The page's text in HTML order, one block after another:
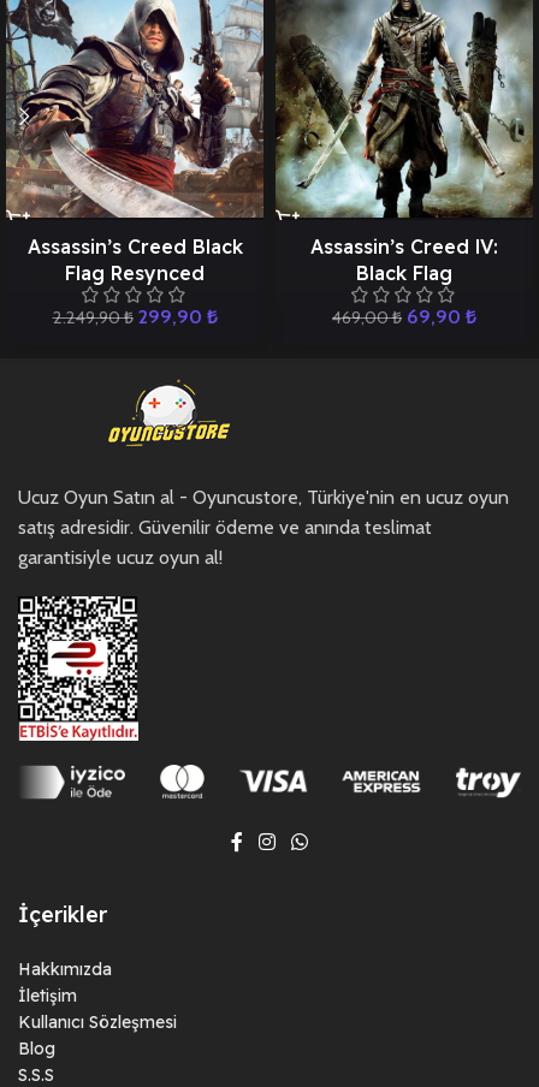
Assassin’s Creed Black
Flag Resynced
2.249,90₺ 299,90 ₺
Assassin’s Creed lV:
Black Flag
469,00₺ 69,90 ₺
Ucuz Oyun Satın al - Oyuncustore, Türkiye'nin en ucuz oyun
satış adresidir. Güvenilir ödeme ve anında teslimat
garantisiyle ucuz oyun al!
İçerikler
Hakkımızda
İletişim
Kullanıcı Sözleşmesi
Blog
S.S.S